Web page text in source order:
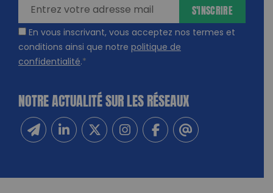
En vous inscrivant, vous acceptez nos termes et
conditions ainsi que notre politique de
confidentialité.*
S'INSCRIRE
NOTRE ACTUALITÉ SUR LES RÉSEAUX